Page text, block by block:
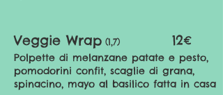
Veggie Wrap (1,7) 12€
Polpette di melanzane patate e pesto,
pomodorini confit, scaglie di grana,
spinacino, mayo al basilico fatta in casa